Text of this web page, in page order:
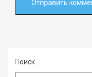
Поиск